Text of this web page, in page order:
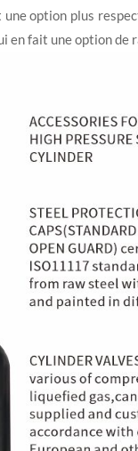
option plus
en fait une option